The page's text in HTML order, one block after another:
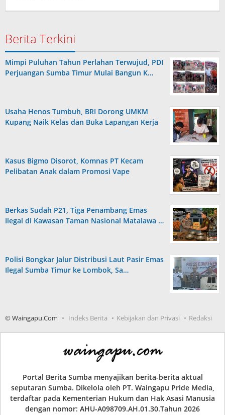
Berita Terkini
Mimpi Puluhan Tahun Perlahan Terwujud, PDI
Perjuangan Sumba Timur Mulai Bangun K…
Usaha Henos Tumbuh, BRI Dorong UMKM
Kupang Naik Kelas dan Buka Lapangan Kerja
Kasus Bigmo Disorot, Komnas PT Kecam
Pelibatan Anak dalam Promosi Vape
Berkas Sudah P21, Tiga Penambang Emas
Ilegal di Kawasan Taman Nasional Matalawa …
Polisi Bongkar Jalur Distribusi Laut Pasir Emas
Ilegal Sumba Timur ke Lombok, Sa…
© Waingapu.Com Indeks Berita Kebijakan dan Privasi Redaksi
Portal Berita Sumba menyajikan berita-berita aktual
seputaran Sumba. Dikelola oleh PT. Waingapu Pride Media,
terdaftar pada Kementerian Hukum dan Hak Asasi Manusia
dengan nomor: AHU-A098709.AH.01.30.Tahun 2026